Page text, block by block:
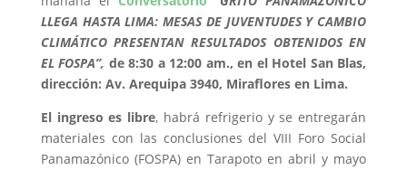
LLEGA HASTA LIMA: MESAS DE JUVENTUDES Y CAMBIO
CLIMÁTICO PRESENTAN RESULTADOS OBTENIDOS EN
EL FOSPA”, de 8:30 a 12:00 am., en el Hotel San Blas,
dirección: Av. Arequipa 3940, Miraflores en Lima.
El ingreso es libre, habrá refrigerio y se entregarán
materiales con las conclusiones del VIII Foro Social
Panamazónico (FOSPA) en Tarapoto en abril y mayo